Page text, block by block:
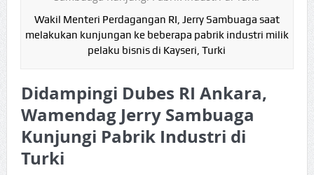
Wakil Menteri Perdagangan RI, Jerry Sambuaga saat
melakukan kunjungan ke beberapa pabrik industri milik
pelaku bisnis di Kayseri, Turki
Didampingi Dubes RI Ankara,
Wamendag Jerry Sambuaga
Kunjungi Pabrik Industri di
Turki